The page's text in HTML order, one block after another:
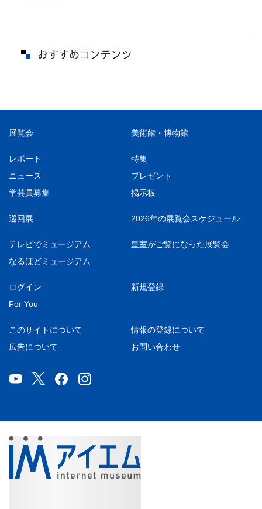
おすすめコンテンツ
展覧会 美術館・博物館
レポート
特集
ニュース
プレゼント
学芸員募集
掲示板
巡回展 2026年の展覧会スケジュール
テレビでミュージアム
皇室がご覧になった展覧会
なるほどミュージアム
ログイン
新規登録
For You
このサイトについて
情報の登録について
広告について
お問い合わせ